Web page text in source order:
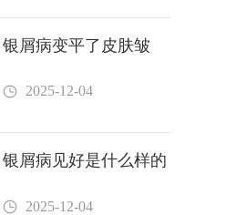
银屑病变平了皮肤皱
2025-12-04
银屑病见好是什么样的
2025-12-04